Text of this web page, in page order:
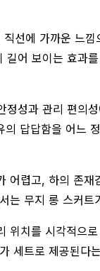
선에 가까운
어 보이는 효
성과 관리 편
답답함을 어느
렵고, 하의 존
는 무지 롱 스커트
치를 시각적
세트로 제공된